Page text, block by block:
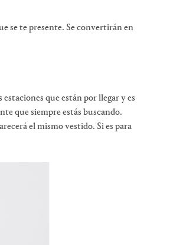
se te presente. Se convertirán en
que están por llegar y es
que siempre estás buscando.
el mismo vestido. Si es para